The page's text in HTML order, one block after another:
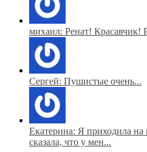
михаил: Ренат! Красавчик!
Сергей: Пушистые очень...
Екатерина: Я приходила
сказала, что у мен...